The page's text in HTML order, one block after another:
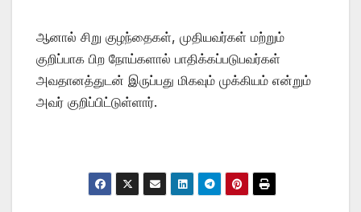
ஆனால் சிறு குழந்தைகள், முதியவர்கள் மற்றும்
குறிப்பாக பிற நோய்களால் பாதிக்கப்படுபவர்கள்
அவதானத்துடன் இருப்பது மிகவும் முக்கியம் என்றும்
அவர் குறிப்பிட்டுள்ளார்.